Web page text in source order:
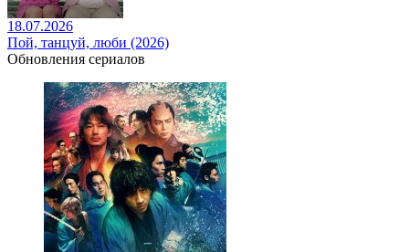
18.07.2026
Пой, танцуй, люби (2026)
Обновления сериалов